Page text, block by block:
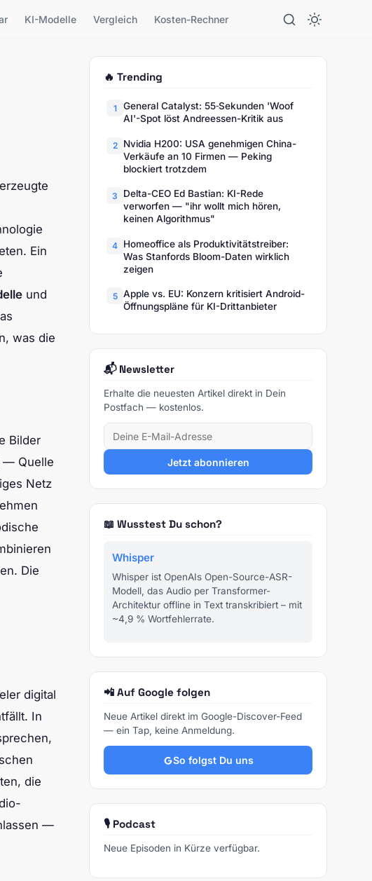
KI-Modelle Vergleich Kosten-Rechner
Ein
und
was die
Bilder
— Quelle
Netz
Die
digital
In
die
—
🔥 Trending
1
General Catalyst: 55‑Sekunden 'Woof
AI'-Spot löst Andreessen-Kritik aus
2
Nvidia H200: USA genehmigen China-
Verkäufe an 10 Firmen — Peking
blockiert trotzdem
3
Delta-CEO Ed Bastian: KI-Rede
verworfen — "ihr wollt mich hören,
keinen Algorithmus"
4 Homeoffice als Produktivitätstreiber:
Was Stanfords Bloom-Daten wirklich
zeigen
5 Apple vs. EU: Konzern kritisiert Android-
Öffnungspläne für KI-Drittanbieter
📬 Newsletter
Erhalte die neuesten Artikel direkt in Dein
Postfach — kostenlos.
Jetzt abonnieren
📖 Wusstest Du schon?
Whisper
Whisper ist OpenAIs Open-Source-ASR-
Modell, das Audio per Transformer-
Architektur offline in Text transkribiert – mit
~4,9 % Wortfehlerrate.
📲 Auf Google folgen
Neue Artikel direkt im Google-Discover-Feed
— ein Tap, keine Anmeldung.
So folgst Du uns
🎙️ Podcast
Neue Episoden in Kürze verfügbar.